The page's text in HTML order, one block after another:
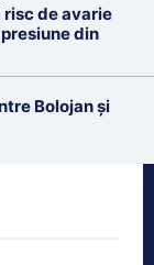
de avarie
din
Bolojan și